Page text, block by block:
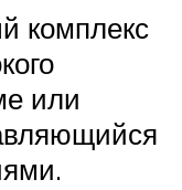
комплекс
или